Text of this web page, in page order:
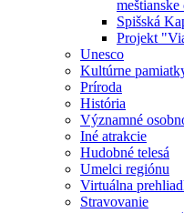
Spišská
Projekt
Unesco
Kultúrne
Príroda
História
Významné
Iné atrakcie
Hudobné telesá
Umelci regiónu
Virtuálna
Stravovanie